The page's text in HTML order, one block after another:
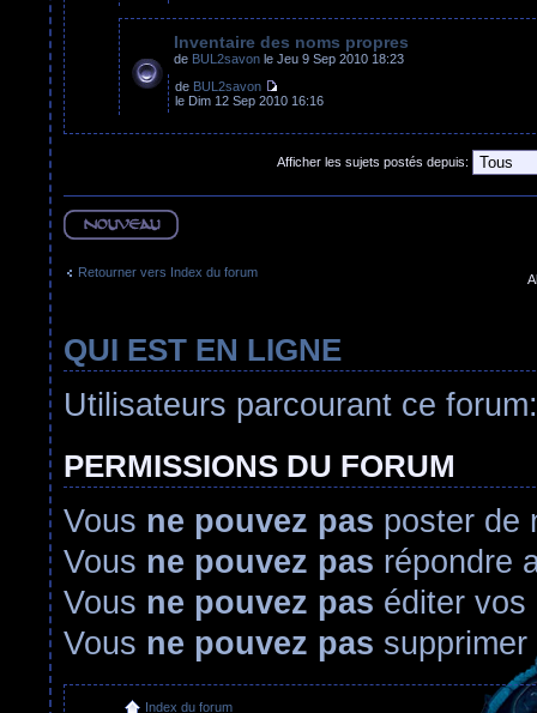
Inventaire des noms propres
de BUL2savonle Jeu 9 Sep 2010 18:23
de BUL2savon
le Dim 12 Sep 2010 16:16
Afficher les sujets postés depuis:
Retourner vers Index du forum
QUI EST EN LIGNE
Utilisateurs parcourant ce
PERMISSIONS DU FORUM
Vous ne pouvez pas poster de
Vous ne pouvez pas répondre
Vous ne pouvez pas éditer vos
Vous ne pouvez pas
Index du forum